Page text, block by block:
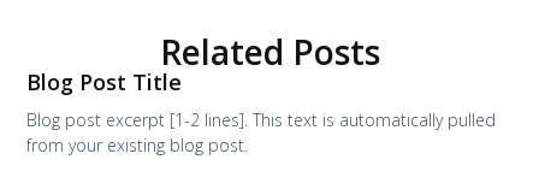
Related Posts
Blog Post Title
Blog post excerpt [1-2 lines]. This text is automatically pulled
from your existing blog post.